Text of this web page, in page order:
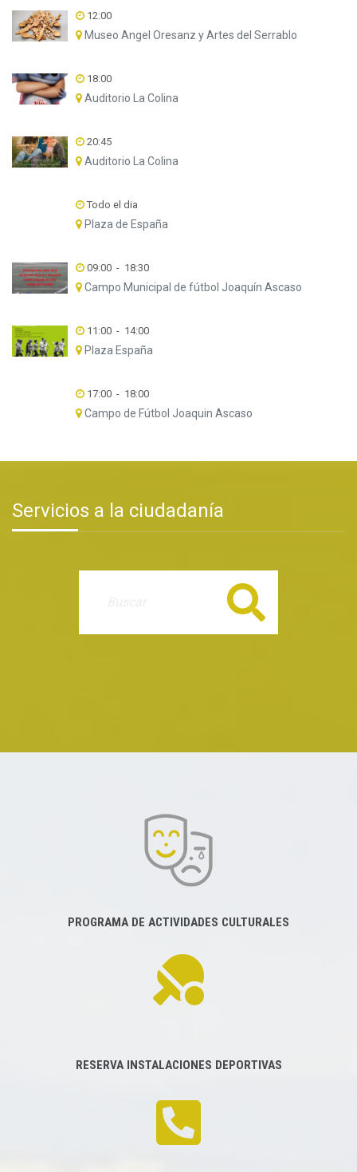
12:00
Museo Angel Oresanz y Artes del Serrablo
18:00
Auditorio La Colina
20:45
Auditorio La Colina
Todo el dia
Plaza de España
09:00 - 18:30
Campo Municipal de fútbol Joaquín Ascaso
11:00 - 14:00
Plaza España
17:00 - 18:00
Campo de Fútbol Joaquin Ascaso
Servicios a la ciudadanía
Buscar
PROGRAMA DE ACTIVIDADES CULTURALES
RESERVA INSTALACIONES DEPORTIVAS